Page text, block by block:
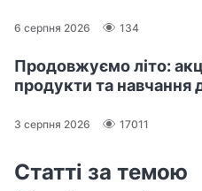
6 серпня 2026 134
Продовжуємо літо:
продукти та навчання
3 серпня 2026 17011
Статті за темою